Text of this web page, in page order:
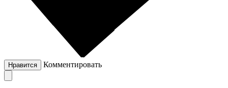
Нравится Комментировать